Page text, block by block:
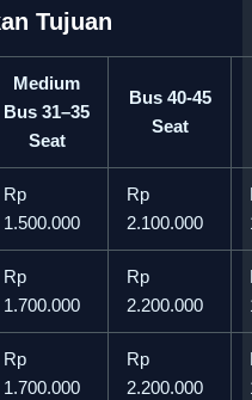
Tujuan
Medium
Bus 31–35
Seat
Bus 40-45
Seat
Rp
1.500.000
Rp
2.100.000
Rp
1.700.000
Rp
2.200.000
Rp
1.700.000
Rp
2.200.000